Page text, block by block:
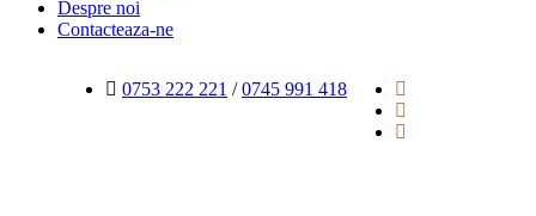
Despre noi
Contacteaza-ne
0753 222 221 /0745 991 418